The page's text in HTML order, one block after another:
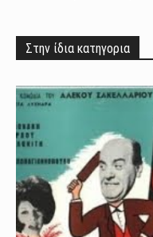
Στην ίδια κατηγορια